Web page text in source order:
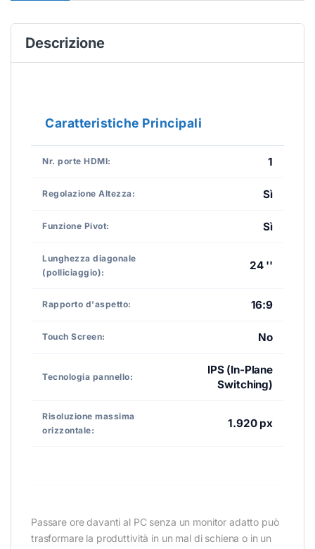
Descrizione
Caratteristiche Principali
Nr. porte HDMI: 1
Regolazione Altezza: Sì
Funzione Pivot: Sì
Lunghezza diagonale
(polliciaggio):
24 ''
Rapporto d'aspetto: 16:9
Touch Screen: No
Tecnologia pannello:
IPS (In-Plane
Switching)
Risoluzione massima
orizzontale:
1.920 px
Passare ore davanti al PC senza un monitor adatto può
trasformare la produttività in un mal di schiena o in un